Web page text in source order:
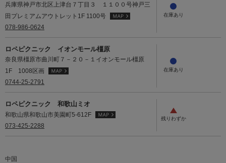
兵庫県神戸市北区上津台７丁目３ １１００号神戸三
田プレミアムアウトレット1F 1100号
078-986-0624
ロペピクニック イオンモール橿原
奈良県橿原市曲川町７－２０－１イオンモール橿原
1F 1008区画
0744-25-2791
ロペピクニック 和歌山ミオ
和歌山県和歌山市美園町5-612F
073-425-2288
中国